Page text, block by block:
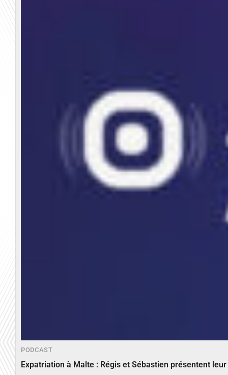
PODCAST
Expatriation à Malte : Régis et Sébastien présentent